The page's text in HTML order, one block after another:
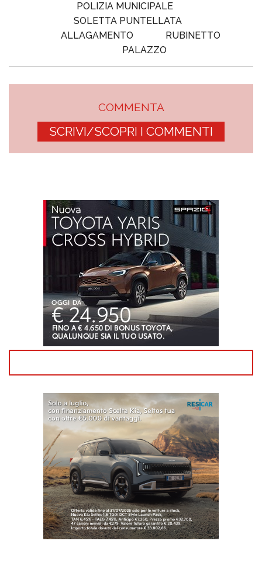
POLIZIA MUNICIPALE
SOLETTA PUNTELLATA
ALLAGAMENTO
RUBINETTO
PALAZZO
COMMENTA
SCRIVI/SCOPRI I COMMENTI